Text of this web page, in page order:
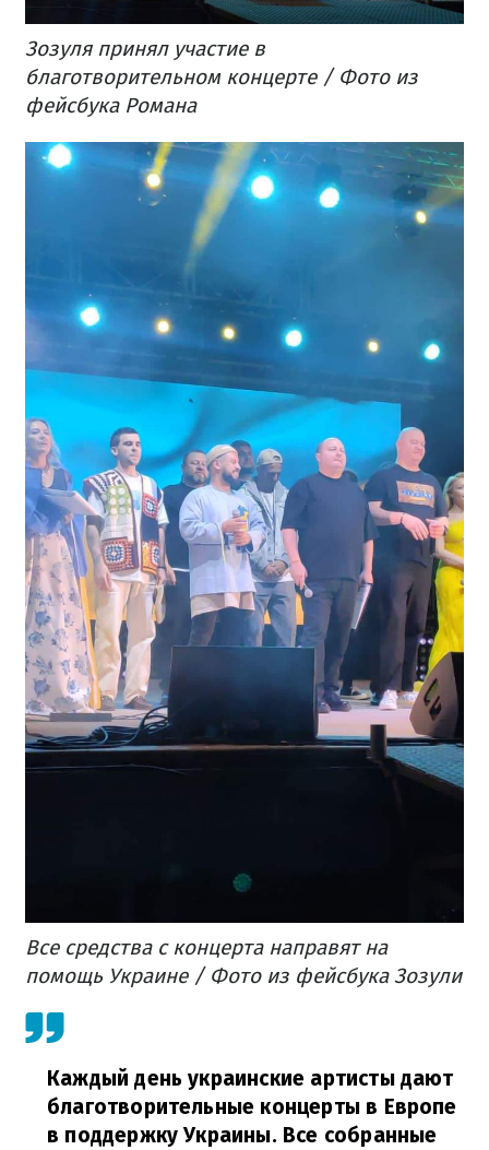
Зозуля принял участие в
благотворительном концерте / Фото из
фейсбука Романа
Все средства с концерта направят на
помощь Украине / Фото из фейсбука Зозули
Каждый день украинские артисты дают
благотворительные концерты в Европе
в поддержку Украины. Все собранные